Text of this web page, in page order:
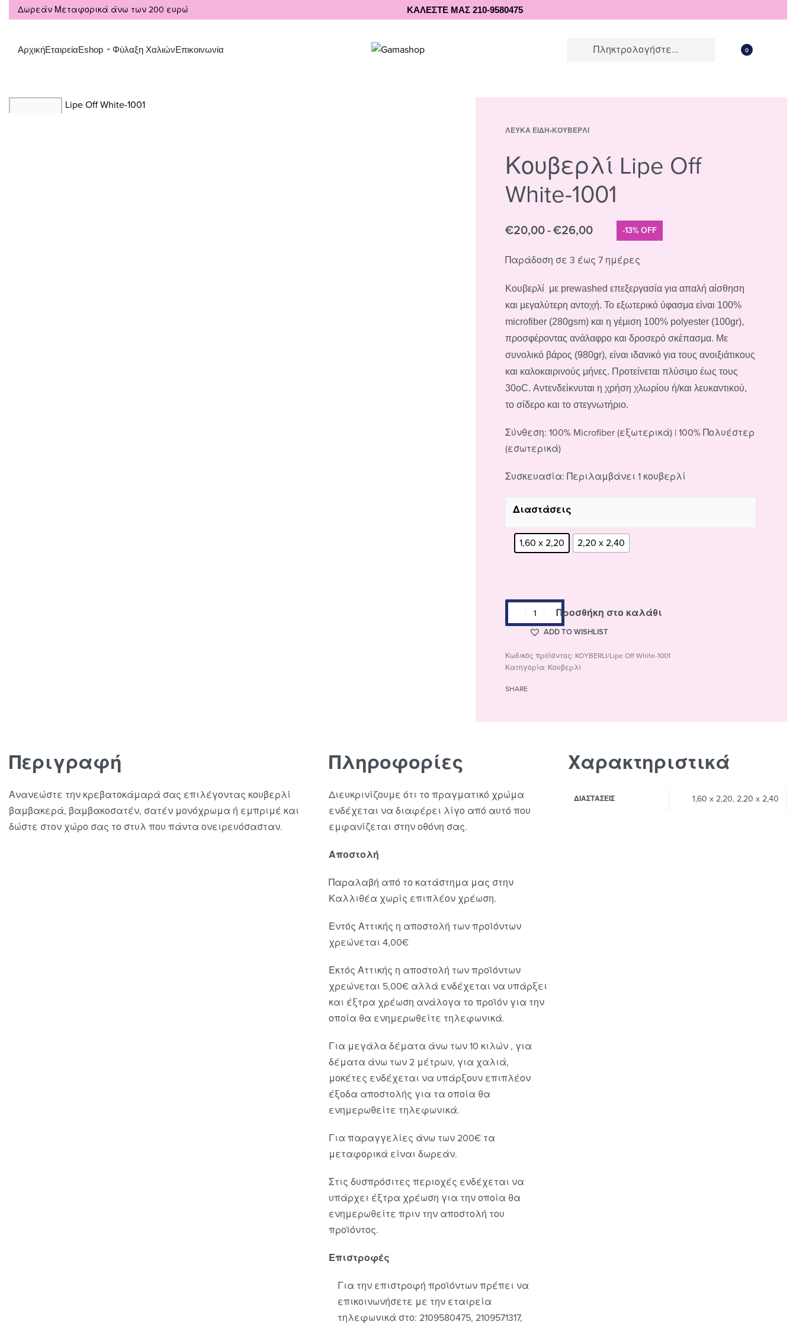
Δωρεάν Μεταφορικά άνω των 200 ευρώ ΚΑΛΕΣΤΕ ΜΑΣ 210-9580475
ΑρχικήΕταιρείαEshop Φύλαξη ΧαλιώνΕπικοινωνία 0
ΛΕΥΚΆ ΕΊΔΗ›ΚΟΥΒΕΡΛΊ
Κουβερλί Lipe Off
White-1001
€20,00 €26,00 -13% OFF
Παράδοση σε 3 έως 7 ημέρες
Κουβερλί με prewashed επεξεργασία για απαλή αίσθηση
και μεγαλύτερη αντοχή. Το εξωτερικό ύφασμα είναι 100%
microfiber (280gsm) και η γέμιση 100% polyester (100gr),
προσφέροντας ανάλαφρο και δροσερό σκέπασμα. Με
συνολικό βάρος (980gr), είναι ιδανικό για τους ανοιξιάτικους
και καλοκαιρινούς μήνες. Προτείνεται πλύσιμο έως τους
30oC. Αντενδείκνυται η χρήση χλωρίου ή/και λευκαντικού,
το σίδερο και το στεγνωτήριο.
Σύνθεση: 100% Microfiber (εξωτερικά) | 100% Πολυέστερ
(εσωτερικά)
Συσκευασία: Περιλαμβάνει 1 κουβερλί
Διαστάσεις
1,60 x 2,20 2,20 x 2,40
Προσθήκη στο καλάθι
ADD TO WISHLIST
KOYBERLI/Lipe Off White-1001
Κατηγορία: Κουβερλί
SHARE
Περιγραφή
Ανανεώστε την κρεβατοκάμαρά σας επιλέγοντας κουβερλί
βαμβακερά, βαμβακοσατέν, σατέν μονόχρωμα ή εμπριμέ και
δώστε στον χώρο σας το στυλ που πάντα ονειρευόσασταν.
Πληροφορίες
Διευκρινίζουμε ότι το πραγματικό χρώμα
ενδέχεται να διαφέρει λίγο από αυτό που
εμφανίζεται στην οθόνη σας.
Αποστολή
Παραλαβή από το κατάστημα μας στην
Καλλιθέα χωρίς επιπλέον χρέωση.
Εντός Αττικής η αποστολή των προϊόντων
χρεώνεται 4,00€
Εκτός Αττικής η αποστολή των προϊόντων
χρεώνεται 5,00€ αλλά ενδέχεται να υπάρξει
και έξτρα χρέωση ανάλογα το προϊόν για την
οποία θα ενημερωθείτε τηλεφωνικά.
Για μεγάλα δέματα άνω των 10 κιλών , για
δέματα άνω των 2 μέτρων, για χαλιά,
μοκέτες ενδέχεται να υπάρξουν επιπλέον
έξοδα αποστολής για τα οποία θα
ενημερωθείτε τηλεφωνικά.
Για παραγγελίες άνω των 200€ τα
μεταφορικά είναι δωρεάν.
Στις δυσπρόσιτες περιοχές ενδέχεται να
υπάρχει έξτρα χρέωση για την οποία θα
ενημερωθείτε πριν την αποστολή του
προϊόντος.
Επιστροφές
Για την επιστροφή προϊόντων πρέπει να
επικοινωνήσετε με την εταιρεία
τηλεφωνικά στο: 2109580475, 2109571317,
Χαρακτηριστικά
ΔΙΑΣΤΆΣΕΙΣ 1,60 x 2,20, 2,20 x 2,40